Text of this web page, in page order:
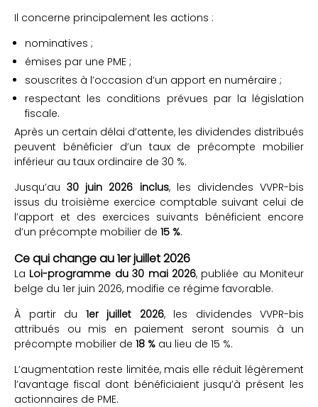
Il concerne principalement les actions :
nominatives ;
émises par une PME ;
souscrites à l’occasion d’un apport en numéraire ;
respectant les conditions prévues par la législation
fiscale.
Après un certain délai d’attente, les dividendes distribués
peuvent bénéficier d’un taux de précompte mobilier
inférieur au taux ordinaire de 30 %.
Jusqu’au30 juin 2026 inclus, les dividendes VVPR-bis
issus du troisième exercice comptable suivant celui de
l’apport et des exercices suivants bénéficient encore
d’un précompte mobilier de 15 %.
Ce qui change au 1er juillet 2026
La Loi-programme du 30 mai 2026, publiée au Moniteur
belge du 1er juin 2026, modifie ce régime favorable.
À partir du 1er juillet 2026, les dividendes VVPR-bis
attribués ou mis en paiement seront soumis à un
précompte mobilier de 18 % au lieu de 15 %.
L’augmentation reste limitée, mais elle réduit légèrement
l’avantage fiscal dont bénéficiaient jusqu’à présent les
actionnaires de PME.